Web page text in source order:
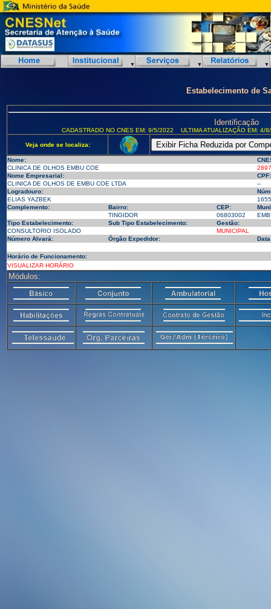
Estabelecimento de
Identificação
CADASTRADO NO CNES EM: 9/5/2022 ULTIMA ATUALIZAÇÃO EM:
Veja onde se localiza:
Nome:
CLINICA DE OLHOS EMBU COE
Nome Empresarial:
CPF:
CLINICA DE OLHOS DE EMBU COE LTDA
--
Logradouro:
ELIAS YAZBEK
1655
Complemento:
Bairro: CEP:
TINGIDOR
06803002
Tipo Estabelecimento:
Sub Tipo Estabelecimento:
Gestão:
CONSULTORIO ISOLADO
MUNICIPAL
Número Alvará:
Órgão Expedidor:
Horário de Funcionamento:
VISUALIZAR HORÁRIO
Módulos: